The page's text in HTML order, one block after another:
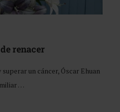
renacer
un cáncer, Óscar Ehuan
…